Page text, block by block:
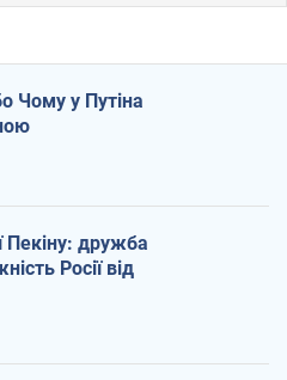
Чому у Путіна
Пекіну: дружба
Росії від